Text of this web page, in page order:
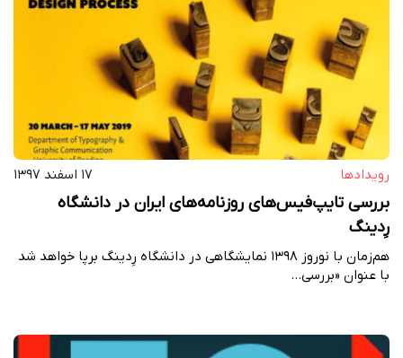
رویداد‌ها ۱۷ اسفند ۱۳۹۷
بررسی تایپ‌فیس‌های روزنامه‌های ایران در دانشگاه
رِدینگ
هم‌زمان با نوروز ۱۳۹۸ نمایشگاهی در دانشگاه رِدینگ برپا خواهد شد
با عنوان «بررسی…